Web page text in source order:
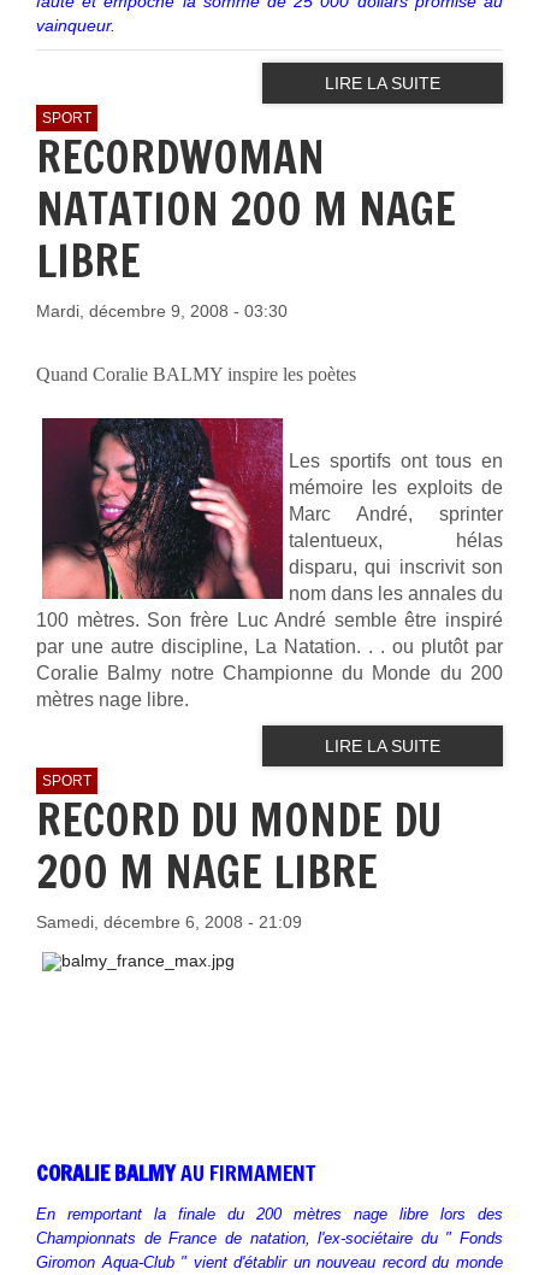
vainqueur.
LIRE LA SUITE
SPORT
RECORDWOMAN
NATATION 200 M NAGE
LIBRE
Mardi, décembre 9, 2008 - 03:30
Quand Coralie BALMY inspire les poètes
Les sportifs ont tous en
mémoire les exploits de
Marc André, sprinter
talentueux, hélas
disparu, qui inscrivit son
nom dans les annales du
100 mètres. Son frère Luc André semble être inspiré
par une autre discipline, La Natation. . . ou plutôt par
Coralie Balmy notre Championne du Monde du 200
mètres nage libre.
LIRE LA SUITE
SPORT
RECORD DU MONDE DU
200 M NAGE LIBRE
Samedi, décembre 6, 2008 - 21:09
CORALIE BALMYAU FIRMAMENT
En remportant la finale du 200 mètres nage libre lors des
Championnats de France de natation, l'ex-sociétaire du " Fonds
Giromon Aqua-Club " vient d'établir un nouveau record du monde